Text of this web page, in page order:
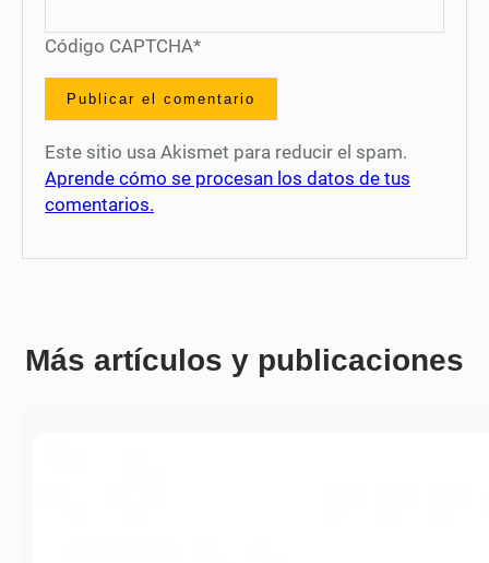
Código CAPTCHA*
Este sitio usa Akismet para reducir el spam.
Aprende cómo se procesan los datos de tus
comentarios.
Más artículos y publicaciones